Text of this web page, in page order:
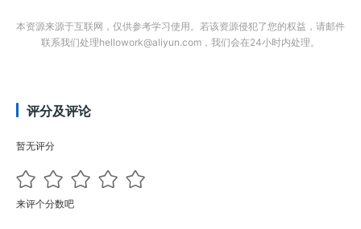
本资源来源于互联网，仅供参考学习使用。若该资源侵犯了您的权益，请邮件
联系我们处理hellowork@aliyun.com，我们会在24小时内处理。
评分及评论
暂无评分
来评个分数吧